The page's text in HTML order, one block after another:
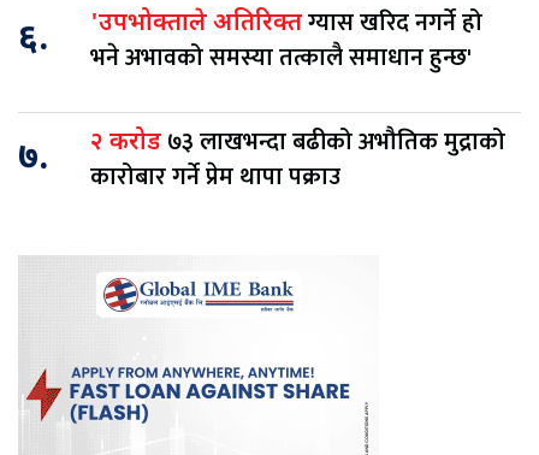
६. 'उपभोक्ताले अतिरिक्तग्यास खरिद नगर्ने हो
भने अभावको समस्या तत्कालै समाधान हुन्छ'
७. २ करोड ७३ लाखभन्दा बढीको अभौतिक मुद्राको
कारोबार गर्ने प्रेम थापा पक्राउ